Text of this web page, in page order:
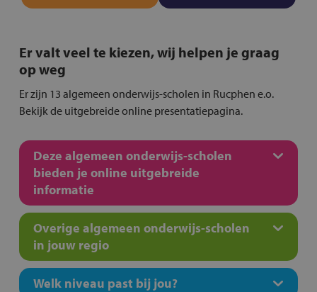
Er valt veel te kiezen, wij helpen je graag
op weg
Er zijn 13 algemeen onderwijs-scholen in Rucphen e.o.
Bekijk de uitgebreide online presentatiepagina.
Deze algemeen onderwijs-scholen
bieden je online uitgebreide
informatie
Overige algemeen onderwijs-scholen
in jouw regio
Welk niveau past bij jou?